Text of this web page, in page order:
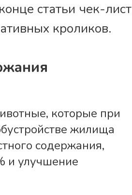
статьи чек-лист
кроликов.
которые при
жилища
содержания,
и улучшение